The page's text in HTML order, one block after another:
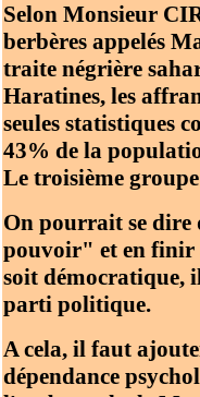
Selon Monsieur
berbères appelés
traite négrière
Haratines, les
seules statistiques
43% de la
Le troisième
On pourrait se
pouvoir" et en finir
soit démocratique,
parti politique.
A cela, il faut
dépendance